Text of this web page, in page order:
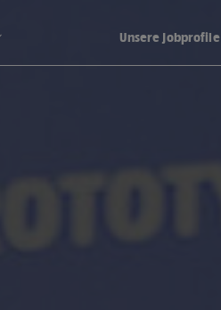
Unsere Jobprofile